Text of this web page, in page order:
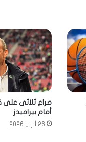
صراع ثلاثى على
أمام بيراميدز
26 أبريل 2026